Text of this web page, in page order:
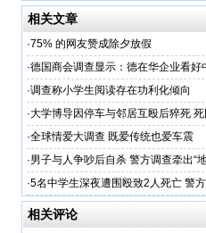
相关文章
·75% 的网友赞成除夕放假
·德国商会调查显示：德在华企业看好
·调查称小学生阅读存在功利化倾向
·大学博导因停车与邻居互殴后猝死
·全球情爱大调查 既爱传统也爱车震
·男子与人争吵后自杀 警方调查牵出“
·5名中学生深夜遭围殴致2人死亡 警
相关评论